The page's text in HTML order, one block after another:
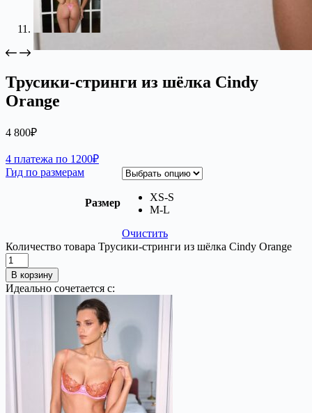
Трусики-стринги из шёлка Cindy
Orange
4 800₽
4 платежа по 1200₽
Гид по размерам
Размер
XS-S
М-L
Очистить
Количество товара Трусики-стринги из шёлка Cindy Orange
В корзину
Идеально сочетается с: